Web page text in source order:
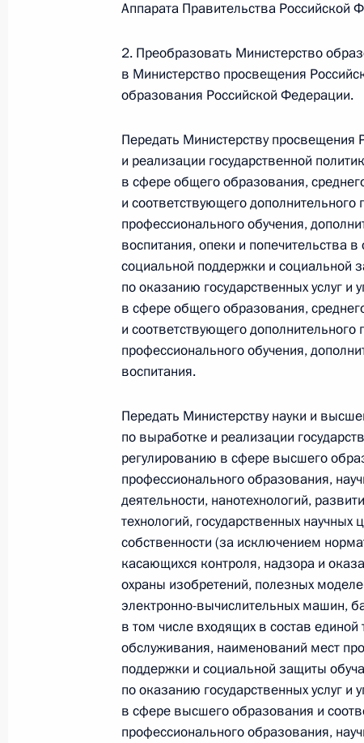
Рабочая встреча с Председателем
Медведевым
18 мая 2018 года, 13:45 Сочи
25–26 мая Владимир Путин
Японии Синдзо Абэ
18 мая 2018 года, 13:30
24–25 мая Владимир Путин
Эммануэлем Макроном
18 мая 2018 года, 13:15
22 мая Владимир Путин
Руменом Радевым
18 мая 2018 года, 12:00
17 мая 2018 года, четверг
Заявления по итогам российско-
17 мая 2018 года, 21:35 Сочи
Президент Сирии Башар Асад
визитом
17 мая 2018 года, 21:30 Сочи
Аппарата Правительства Российской
2. Преобразовать Министерство
в Министерство просвещения
образования Российской Федерации.
Передать Министерству
и реализации государственной
в сфере общего образования,
и соответствующего
профессионального обучения,
воспитания, опеки и попечительства
социальной поддержки и социальной
по оказанию государственных услуг
в сфере общего образования,
и соответствующего
профессионального обучения,
воспитания.
Передать Министерству науки и
по выработке и реализации
регулированию в сфере высшего
профессионального образования,
деятельности, нанотехнологий,
технологий, государственных научных
собственности (за исключением
касающихся контроля, надзора и
охраны изобретений, полезных
электронно-вычислительных машин,
в том числе входящих в состав
обслуживания, наименований мест
поддержки и социальной защиты
по оказанию государственных услуг
в сфере высшего образования и
профессионального образования,